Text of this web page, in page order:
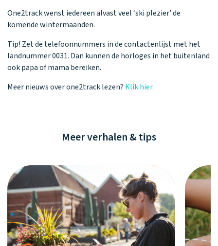
One2track wenst iedereen alvast veel ‘ski plezier’ de
komende wintermaanden.
Tip! Zet de telefoonnummers in de contactenlijst met het
landnummer 0031. Dan kunnen de horloges in het buitenland
ook papa of mama bereiken.
Meer nieuws over one2track lezen? Klik hier.
Meer verhalen & tips